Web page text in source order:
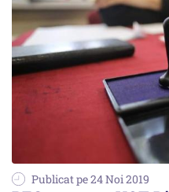
Publicat pe 24 Noi 2019